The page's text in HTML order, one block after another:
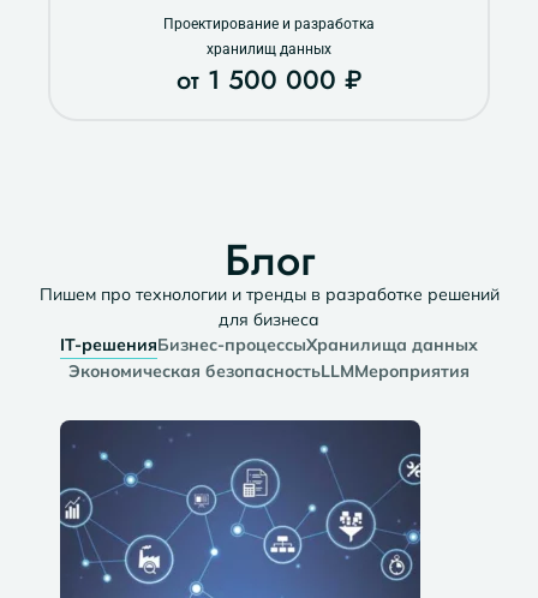
Проектирование и разработка
хранилищ данных
от 1 500 000 ₽
Блог
Пишем про технологии и тренды в разработке решений
для бизнеса​
IT-решенияБизнес-процессыХранилища данных
Экономическая безопасностьLLMМероприятия